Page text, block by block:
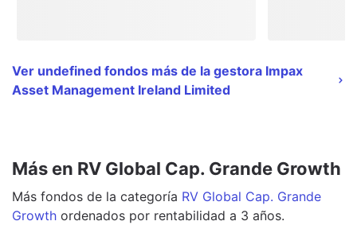
Ver undefined fondos más de la gestora Impax
Asset Management Ireland Limited
Más en RV Global Cap. Grande Growth
Más fondos de la categoría RV Global Cap. Grande
Growth ordenados por rentabilidad a 3 años.